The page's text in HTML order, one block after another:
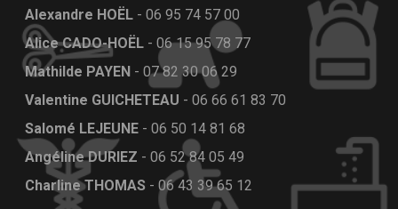
Alexandre HOËL - 06 95 74 57 00
Alice CADO-HOËL - 06 15 95 78 77
Mathilde PAYEN - 07 82 30 06 29
Valentine GUICHETEAU - 06 66 61 83 70
Salomé LEJEUNE - 06 50 14 81 68
Angéline DURIEZ - 06 52 84 05 49
Charline THOMAS - 06 43 39 65 12